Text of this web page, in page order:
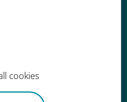
cookies